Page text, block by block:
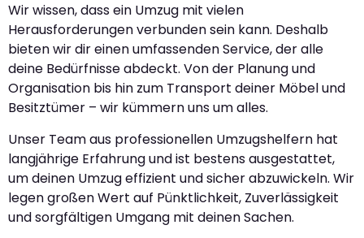
Wir wissen, dass ein Umzug mit vielen
Herausforderungen verbunden sein kann. Deshalb
bieten wir dir einen umfassenden Service, der alle
deine Bedürfnisse abdeckt. Von der Planung und
Organisation bis hin zum Transport deiner Möbel und
Besitztümer – wir kümmern uns um alles.
Unser Team aus professionellen Umzugshelfern hat
langjährige Erfahrung und ist bestens ausgestattet,
um deinen Umzug effizient und sicher abzuwickeln. Wir
legen großen Wert auf Pünktlichkeit, Zuverlässigkeit
und sorgfältigen Umgang mit deinen Sachen.